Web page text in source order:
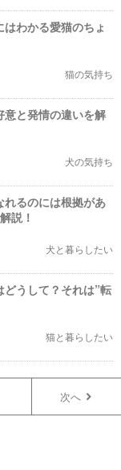
わかる愛猫のちょ
猫の気持ち
意と発情の違いを解
犬の気持ち
れるのには根拠があ
説！
犬と暮らしたい
うして？それは”転
猫と暮らしたい
次へ